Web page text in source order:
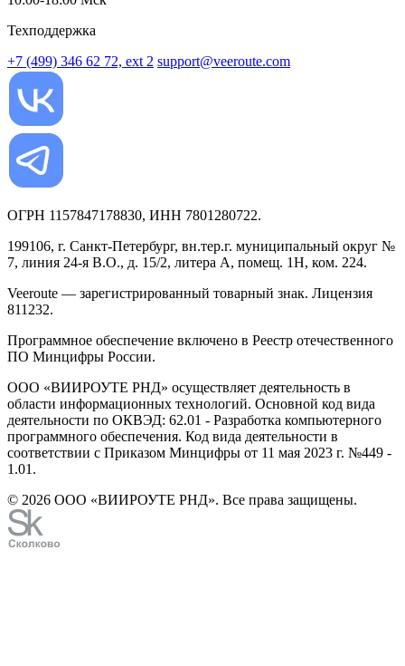
Техподдержка
+7 (499) 346 62 72, ext 2 support@veeroute.com
ОГРН 1157847178830, ИНН 7801280722.
199106, г. Санкт-Петербург, вн.тер.г. муниципальный округ №
7, линия 24-я В.О., д. 15/2, литера А, помещ. 1Н, ком. 224.
Veeroute — зарегистрированный товарный знак. Лицензия
811232.
Программное обеспечение включено в Реестр отечественного
ПО Минцифры России.
ООО «ВИИРОУТЕ РНД» осуществляет деятельность в
области информационных технологий. Основной код вида
деятельности по ОКВЭД: 62.01 - Разработка компьютерного
программного обеспечения. Код вида деятельности в
соответствии с Приказом Минцифры от 11 мая 2023 г. №449 -
1.01.
© 2026 ООО «ВИИРОУТЕ РНД». Все права защищены.